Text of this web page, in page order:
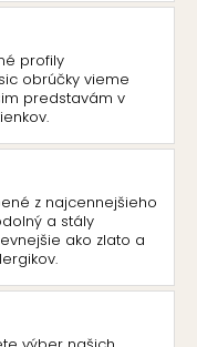
profily
obrúčky vieme
predstavám v
z najcennejšieho
a stály
ako zlato a